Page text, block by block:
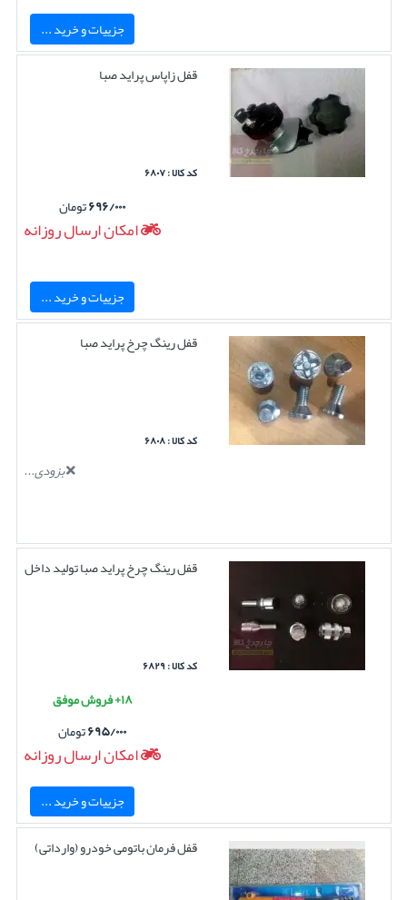
جزییات و خرید ...
قفل زاپاس پراید صبا
کد کالا : ۶۸۰۷
۶۹۶/۰۰۰تومان
امکان ارسال روزانه
جزییات و خرید ...
قفل رینگ چرخ پراید صبا
کد کالا : ۶۸۰۸
بزودی...
قفل رینگ چرخ پراید صبا تولید داخل
کد کالا : ۶۸۲۹
۱۸+ فروش موفق
۶۹۵/۰۰۰تومان
امکان ارسال روزانه
جزییات و خرید ...
قفل فرمان باتومی خودرو (وارداتی)